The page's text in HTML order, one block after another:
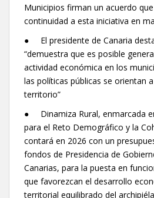
Municipios firman un acuerdo
continuidad a esta iniciativa en
● El presidente de Canaria
“demuestra que es posible
actividad económica en los
las políticas públicas se orientan
territorio”
● Dinamiza Rural, enmarcada
para el Reto Demográfico y la
contará en 2026 con un
fondos de Presidencia de
Canarias, para la puesta en
que favorezcan el desarrollo
territorial equilibrado del